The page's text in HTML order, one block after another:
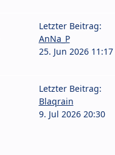
Letzter Beitrag:
AnNa_P
25. Jun 2026 11:17
Letzter Beitrag:
Blaqrain
9. Jul 2026 20:30